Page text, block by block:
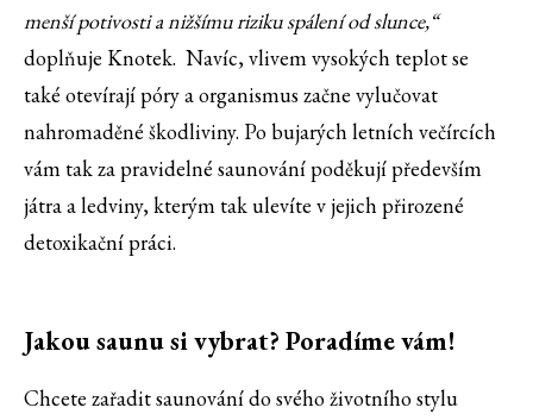
menší potivosti a nižšímu riziku spálení od slunce,“
doplňuje Knotek. Navíc, vlivem vysokých teplot se
také otevírají póry a organismus začne vylučovat
nahromaděné škodliviny. Po bujarých letních večírcích
vám tak za pravidelné saunování poděkují především
játra a ledviny, kterým tak ulevíte v jejich přirozené
detoxikační práci.
Jakou saunu si vybrat? Poradíme vám!
Chcete zařadit saunování do svého životního stylu